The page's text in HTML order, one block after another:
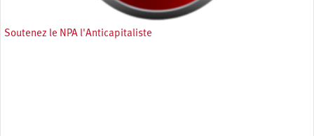
Soutenez le NPA l'Anticapitaliste